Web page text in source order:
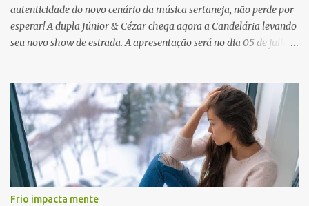
autenticidade do novo cenário da música sertaneja, não perde por
esperar! A dupla Júnior & Cézar chega agora a Candelária levando
seu novo show de estrada. A apresentação será no dia 05 de julho
barriga diferente. O projeto ‘Simplesmente’ ainda nem foi lançado
por completo e já ver o público cantando com a gente, show após
show, é algo surreal. Muita gente que nos acompanha, desde os
tempos de ‘Clone’ e ‘Golzinho Quadrado’ e, poder seguir juntos
agora, nessa caminhada com ‘Fraquinho de Aparência’, é
gratificante”, comentam os cantores. Além de rodar várias regiões
do Brasil com a agenda de shows, Júnior & Cézar estão lançando
Frio impacta mente